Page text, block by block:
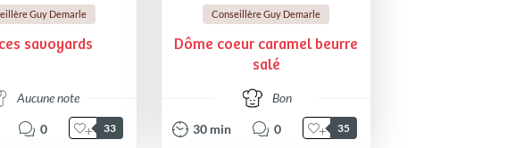
Guy Demarle
savoyards
Aucune note
0 33
Conseillère Guy Demarle
Dôme coeur caramel beurre
salé
Bon
30 min 0 35